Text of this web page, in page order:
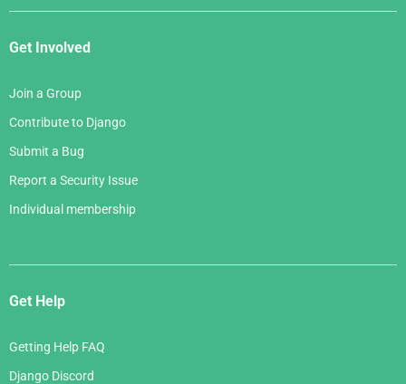
Get Involved
Join a Group
Contribute to Django
Submit a Bug
Report a Security Issue
Individual membership
Get Help
Getting Help FAQ
Django Discord